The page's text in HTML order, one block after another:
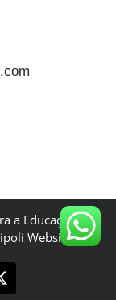
a Educação e a
Websites.